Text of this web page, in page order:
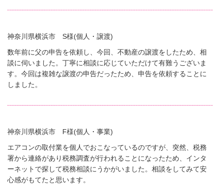
神奈川県横浜市 S様(個人・譲渡)
数年前に父の申告を依頼し、今回、不動産の譲渡をしたため、相
談に伺いました。丁寧に相談に応じていただけて有難うございま
す。今回は複雑な譲渡の申告だったため、申告を依頼することに
しました。
神奈川県横浜市 F様(個人・事業)
エアコンの取付業を個人でおこなっているのですが、突然、税務
署から連絡があり税務調査が行われることになったため、インタ
ーネットで探して税務相談にうかがいました。相談をしてみて安
心感がもてたと思います。